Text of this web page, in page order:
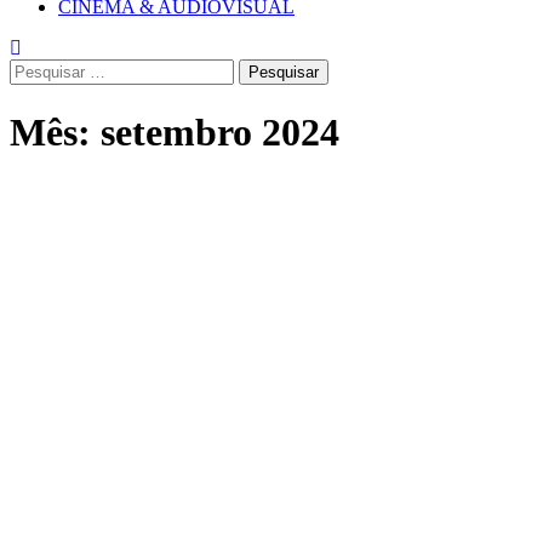
CINEMA & AUDIOVISUAL
Pesquisar
por:
Mês: setembro 2024